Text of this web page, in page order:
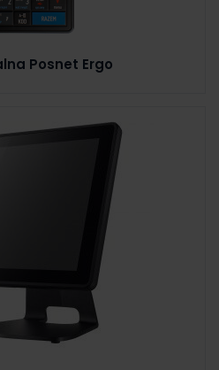
Posnet Ergo